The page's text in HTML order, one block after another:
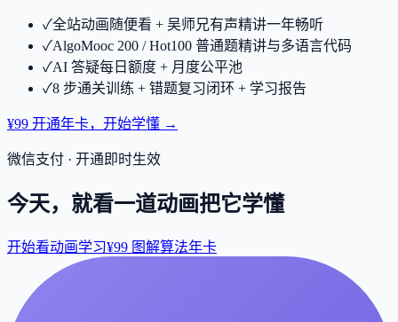
✓全站动画随便看 + 吴师兄有声精讲一年畅听
✓AlgoMooc 200 / Hot100 普通题精讲与多语言代码
✓AI 答疑每日额度 + 月度公平池
✓8 步通关训练 + 错题复习闭环 + 学习报告
¥99 开通年卡，开始学懂 →
微信支付 · 开通即时生效
今天，就看一道动画把它学懂
开始看动画学习¥99 图解算法年卡